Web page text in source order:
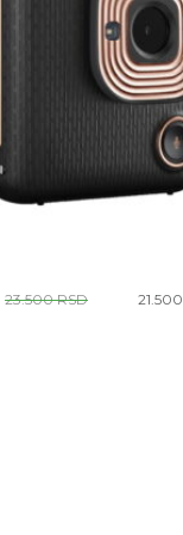
23.500RSD 21.500